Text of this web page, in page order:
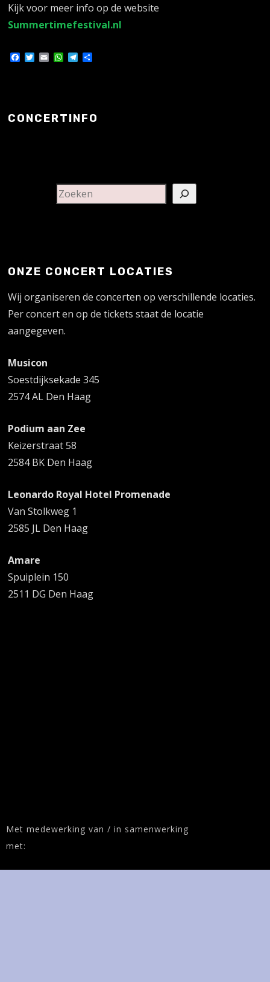
Kijk voor meer info op de website
Summertimefestival.nl
Facebook
TwitterEmailWhatsApp
Telegram
CONCERTINFO
ONZE CONCERT LOCATIES
Wij organiseren de concerten op verschillende locaties.
Per concert en op de tickets staat de locatie
aangegeven.
Musicon
Soestdijksekade 345
2574 AL Den Haag
Podium aan Zee
Keizerstraat 58
2584 BK Den Haag
Leonardo Royal Hotel Promenade
Van Stolkweg 1
2585 JL Den Haag
Amare
Spuiplein 150
2511 DG Den Haag
Met medewerking van / in samenwerking
met: